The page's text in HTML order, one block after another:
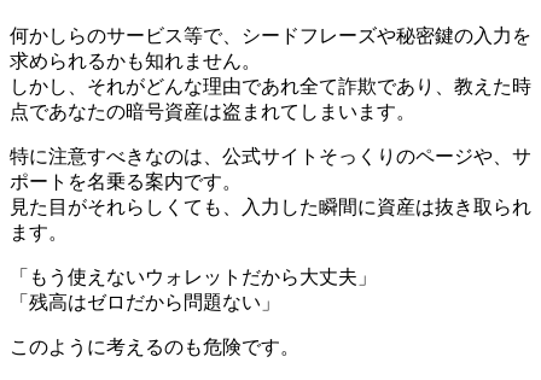
何かしらのサービス等で、シードフレーズや秘密鍵の入力を
求められるかも知れません。
しかし、それがどんな理由であれ全て詐欺であり、教えた時
点であなたの暗号資産は盗まれてしまいます。
特に注意すべきなのは、公式サイトそっくりのページや、サ
ポートを名乗る案内です。
見た目がそれらしくても、入力した瞬間に資産は抜き取られ
ます。
「もう使えないウォレットだから大丈夫」
「残高はゼロだから問題ない」
このように考えるのも危険です。